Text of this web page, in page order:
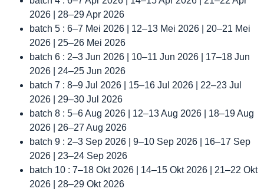
2026 | 28–29 Apr 2026
batch 5 : 6–7 Mei 2026 | 12–13 Mei 2026 | 20–21 Mei
2026 | 25–26 Mei 2026
batch 6 : 2–3 Jun 2026 | 10–11 Jun 2026 | 17–18 Jun
2026 | 24–25 Jun 2026
batch 7 : 8–9 Jul 2026 | 15–16 Jul 2026 | 22–23 Jul
2026 | 29–30 Jul 2026
batch 8 : 5–6 Aug 2026 | 12–13 Aug 2026 | 18–19 Aug
2026 | 26–27 Aug 2026
batch 9 : 2–3 Sep 2026 | 9–10 Sep 2026 | 16–17 Sep
2026 | 23–24 Sep 2026
batch 10 : 7–18 Okt 2026 | 14–15 Okt 2026 | 21–22 Okt
2026 | 28–29 Okt 2026